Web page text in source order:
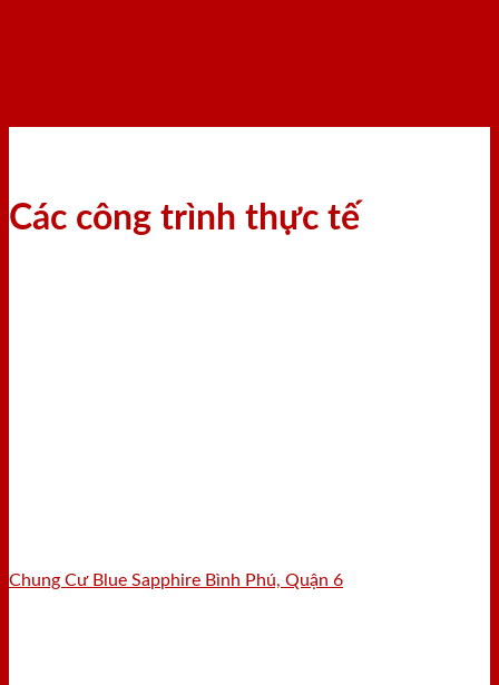
Các công trình thực tế
Chung Cư Blue Sapphire Bình Phú, Quận 6